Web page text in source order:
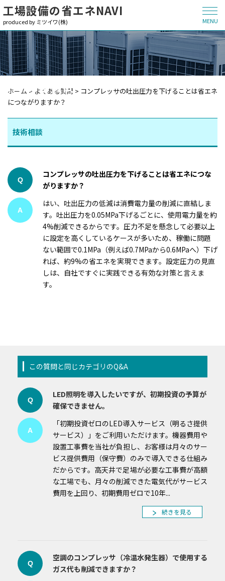
MENU
工場設備の省エネNAVI
produced by ミツイワ(株)
よくある質問
ホーム > よくある質問 > コンプレッサの吐出圧力を下げることは省エネ
につながりますか？
技術相談
Q
コンプレッサの吐出圧力を下げることは省エネにつな
がりますか？
A
はい、吐出圧力の低減は消費電力量の削減に直結しま
す。吐出圧力を0.05MPa下げるごとに、使用電力量を約
4%削減できるからです。圧力不足を懸念して必要以上
に設定を高くしているケースが多いため、稼働に問題
ない範囲で0.1MPa（例えば0.7MPaから0.6MPaへ）下げ
れば、約9%の省エネを実現できます。設定圧力の見直
しは、自社ですぐに実践できる有効な対策と言えま
す。
この質問と同じカテゴリのQ&A
Q
LED照明を導入したいですが、初期投資の予算が
確保できません。
A
「初期投資ゼロのLED導入サービス（明るさ提供
サービス）」をご利用いただけます。機器費用や
設置工事費を当社が負担し、お客様は月々のサー
ビス提供費用（保守費）のみで導入できる仕組み
だからです。高天井で足場が必要な工事費が高額
な工場でも、月々の削減できた電気代がサービス
費用を上回り、初期費用ゼロで10年...
続きを見る
Q
空調のコンプレッサ（冷温水発生器）で使用する
ガス代も削減できますか？